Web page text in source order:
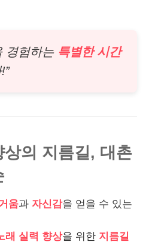
경험하는 특별한 시간
의 지름길, 대촌
움과 자신감을 얻을 수 있는
래 실력 향상을 위한 지름길